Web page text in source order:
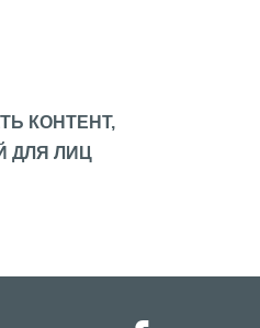
КОНТЕНТ,
ДЛЯ ЛИЦ